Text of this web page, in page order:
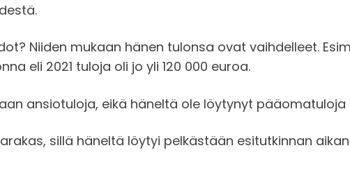
Niiden mukaan hänen tulonsa ovat vaihdelleet.
eli 2021 tuloja oli jo yli 120 000 euroa.
ansiotuloja, eikä häneltä ole löytynyt
sillä häneltä löytyi pelkästään esitutkinnan